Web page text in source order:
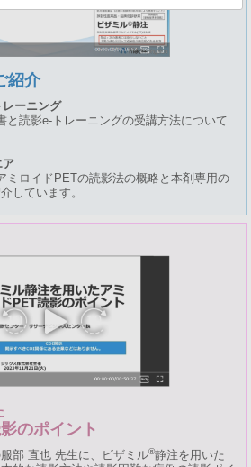
紹介
ーニング
と読影e-トレーニングの受講方法について
ア
ミロイドPETの読影法の概略と本剤専用の
しています。
のポイント
部 直也 先生に、ビザミル®静注を用いた